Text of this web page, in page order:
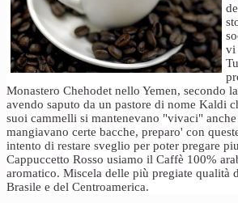
vi
Monastero Chehodet nello Yemen, secondo
avendo saputo da un pastore di nome Kaldi
suoi cammelli si mantenevano "vivaci" anche
mangiavano certe bacche, preparo' con
intento di restare sveglio per poter pregare
Cappuccetto Rosso usiamo il Caffè 100%
aromatico. Miscela delle più pregiate qualità
Brasile e del Centroamerica.